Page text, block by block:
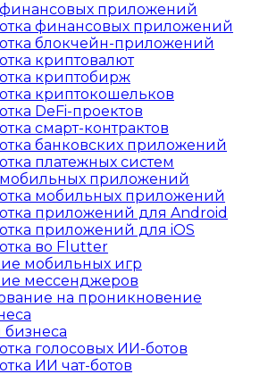
финансовых приложений
финансовых приложений
блокчейн-приложений
криптовалют
криптобирж
криптокошельков
DeFi-проектов
смарт-контрактов
банковских приложений
платежных систем
мобильных приложений
мобильных приложений
приложений для Android
приложений для iOS
во Flutter
мобильных игр
мессенджеров
на проникновение
голосовых ИИ-ботов
ИИ чат-ботов